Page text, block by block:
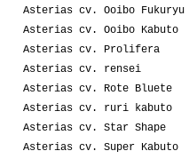
Asterias cv. Ooibo Fukuryu
Asterias cv. Ooibo Kabuto
Asterias cv. Prolifera
Asterias cv. rensei
Asterias cv. Rote Bluete
Asterias cv. ruri kabuto
Asterias cv. Star Shape
Asterias cv. Super Kabuto